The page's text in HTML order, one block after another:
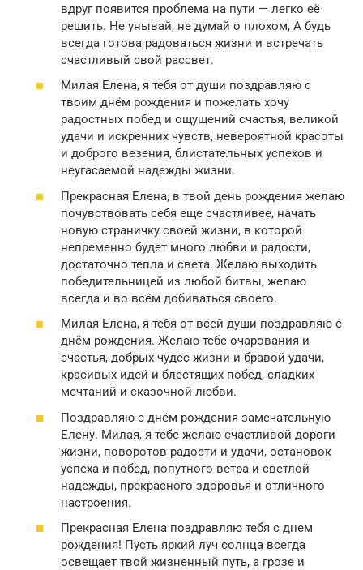
вдруг появится проблема на пути — легко её
решить. Не унывай, не думай о плохом, А будь
всегда готова радоваться жизни и встречать
счастливый свой рассвет.
Милая Елена, я тебя от души поздравляю с
твоим днём рождения и пожелать хочу
радостных побед и ощущений счастья, великой
удачи и искренних чувств, невероятной красоты
и доброго везения, блистательных успехов и
неугасаемой надежды жизни.
Прекрасная Елена, в твой день рождения желаю
почувствовать себя еще счастливее, начать
новую страничку своей жизни, в которой
непременно будет много любви и радости,
достаточно тепла и света. Желаю выходить
победительницей из любой битвы, желаю
всегда и во всём добиваться своего.
Милая Елена, я тебя от всей души поздравляю с
днём рождения. Желаю тебе очарования и
счастья, добрых чудес жизни и бравой удачи,
красивых идей и блестящих побед, сладких
мечтаний и сказочной любви.
Поздравляю с днём рождения замечательную
Елену. Милая, я тебе желаю счастливой дороги
жизни, поворотов радости и удачи, остановок
успеха и побед, попутного ветра и светлой
надежды, прекрасного здоровья и отличного
настроения.
Прекрасная Елена поздравляю тебя с днем
рождения! Пусть яркий луч солнца всегда
освещает твой жизненный путь, а грозе и